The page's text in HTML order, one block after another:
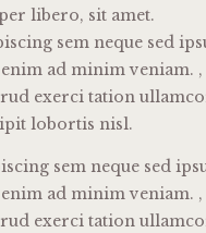
libero, sit amet.
sem neque sed
ad minim veniam. ,
exerci tation
lobortis nisl.
sem neque sed
ad minim veniam. ,
exerci tation